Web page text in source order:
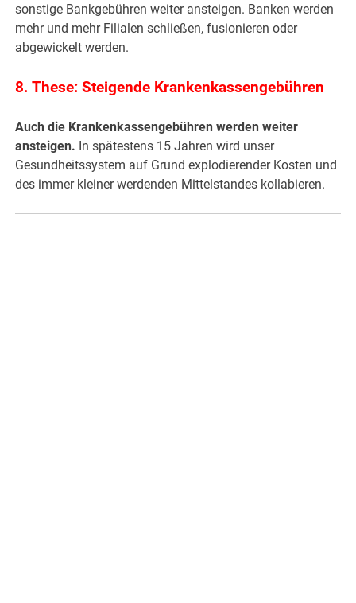
sonstige Bankgebühren weiter ansteigen. Banken werden
mehr und mehr Filialen schließen, fusionieren oder
abgewickelt werden.
8. These: Steigende Krankenkassengebühren
Auch die Krankenkassengebühren werden weiter
ansteigen. In spätestens 15 Jahren wird unser
Gesundheitssystem auf Grund explodierender Kosten und
des immer kleiner werdenden Mittelstandes kollabieren.